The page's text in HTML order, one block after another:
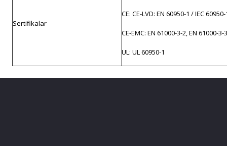
Sertifikalar
CE: CE-LVD: EN 60950-1 / IEC
CE-EMC: EN 61000-3-2, EN 61000-
UL: UL 60950-1